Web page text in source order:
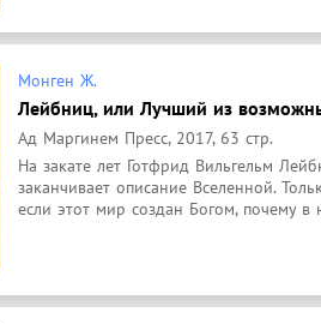
Монген Ж.
Лейбниц, или Лучший из
Ад Маргинем Пресс, 2017, 63 стр.
На закате лет Готфрид Вильгельм
заканчивает описание Вселенной.
если этот мир создан Богом, почему в